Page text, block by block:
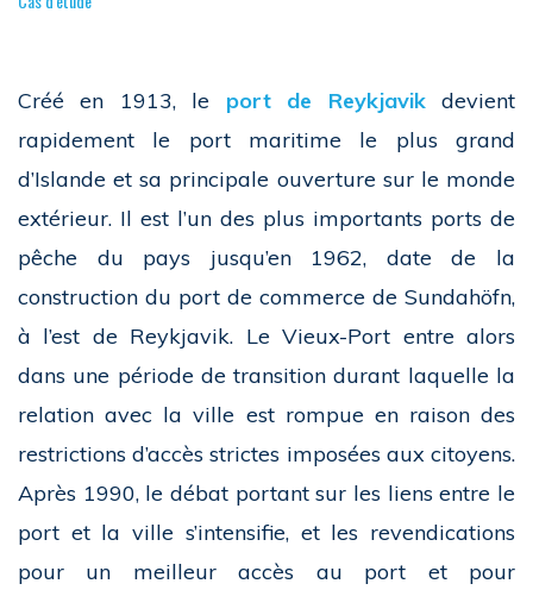
Créé en 1913, le port de Reykjavik devient
rapidement le port maritime le plus grand
d’Islande et sa principale ouverture sur le monde
extérieur. Il est l’un des plus importants ports de
pêche du pays jusqu’en 1962, date de la
construction du port de commerce de Sundahöfn,
à l’est de Reykjavik. Le Vieux-Port entre alors
dans une période de transition durant laquelle la
relation avec la ville est rompue en raison des
restrictions d’accès strictes imposées aux citoyens.
Après 1990, le débat portant sur les liens entre le
port et la ville s’intensifie, et les revendications
pour un meilleur accès au port et pour